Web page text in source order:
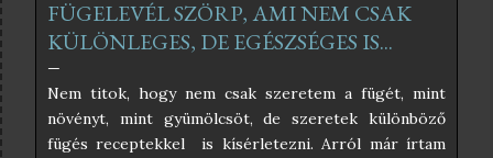
FÜGELEVÉL SZÖRP, AMI NEM CSAK
KÜLÖNLEGES, DE EGÉSZSÉGES IS...
Nem titok, hogy nem csak szeretem a fügét, mint
növényt, mint gyümölcsöt, de szeretek különböző
fügés receptekkel is kísérletezni. Arról már írtam